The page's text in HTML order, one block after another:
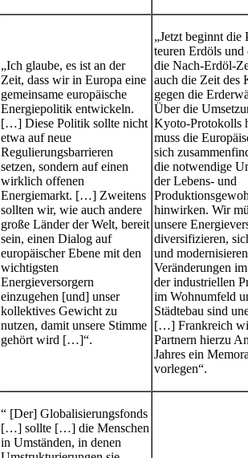
„Ich glaube, es ist an der
Zeit, dass wir in Europa eine
gemeinsame europäische
Energiepolitik entwickeln.
[…] Diese Politik sollte nicht
etwa auf neue
Regulierungsbarrieren
setzen, sondern auf einen
wirklich offenen
Energiemarkt. […] Zweitens
sollten wir, wie auch andere
große Länder der Welt, bereit
sein, einen Dialog auf
europäischer Ebene mit den
wichtigsten
Energieversorgern
einzugehen [und] unser
kollektives Gewicht zu
nutzen, damit unsere Stimme
gehört wird […]“.
„Jetzt beginnt die
teuren Erdöls
die Nach-Erdöl-
auch die Zeit des
gegen die
Über die
Kyoto-Protokolls
muss die
sich
die notwendige
der Lebens- und
hinwirken. Wir
unsere
diversifizieren,
und
Veränderungen
der industriellen
im Wohnumfeld
Städtebau sind
[…] Frankreich
Partnern hierzu
Jahres ein
vorlegen“.
“ [Der] Globalisierungsfonds
[…] sollte […] die Menschen
in Umständen, in denen